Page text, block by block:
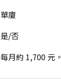
華廈
是/否
每月約 1,700 元。